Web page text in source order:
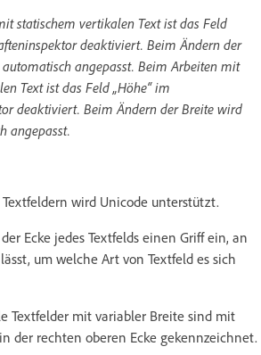
statischem vertikalen Text ist das Feld
deaktiviert. Beim Ändern der
angepasst. Beim Arbeiten mit
Text ist das Feld „Höhe“ im
deaktiviert. Beim Ändern der Breite wird
angepasst.
wird Unicode unterstützt.
Ecke jedes Textfelds einen Griff ein, an
um welche Art von Textfeld es sich
Textfelder mit variabler Breite sind mit
der rechten oberen Ecke gekennzeichnet.